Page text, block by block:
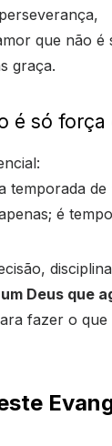
que não é
graça.
é só
temporada de
é
um Deus que
fazer o